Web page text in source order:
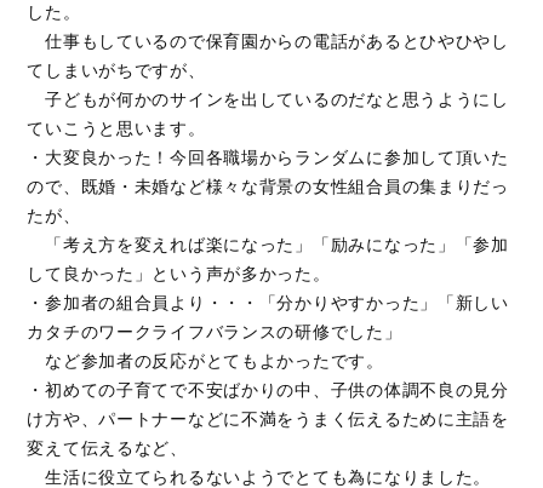
した。
仕事もしているので保育園からの電話があるとひやひやし
てしまいがちですが、
子どもが何かのサインを出しているのだなと思うようにし
ていこうと思います。
・大変良かった！今回各職場からランダムに参加して頂いた
ので、既婚・未婚など様々な背景の女性組合員の集まりだっ
たが、
「考え方を変えれば楽になった」「励みになった」「参加
して良かった」という声が多かった。
・参加者の組合員より・・・「分かりやすかった」「新しい
カタチのワークライフバランスの研修でした」
など参加者の反応がとてもよかったです。
・初めての子育てで不安ばかりの中、子供の体調不良の見分
け方や、パートナーなどに不満をうまく伝えるために主語を
変えて伝えるなど、
生活に役立てられるないようでとても為になりました。